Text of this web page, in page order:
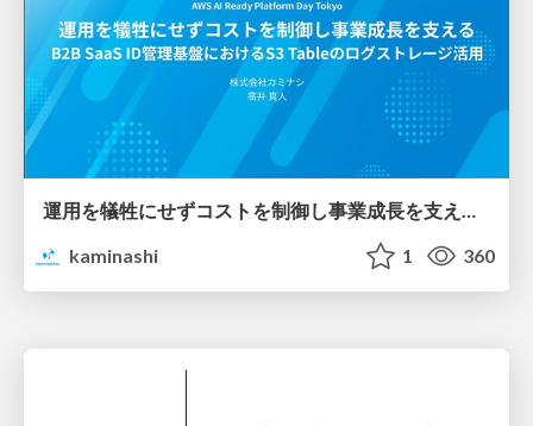
運用を犠牲にせずコストを制御し事業成長を支える B2B SaaS ID管理基盤におけるS3 Tableのログストレージ活用
kaminashi
1 360